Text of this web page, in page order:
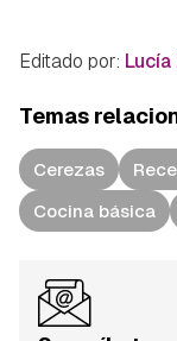
Editado por:
Temas
Cerezas
Cocina básica